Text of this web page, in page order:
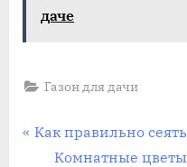
даче
Газон для дачи
Навигация
П
Как правильно
С
Комнатные цветы